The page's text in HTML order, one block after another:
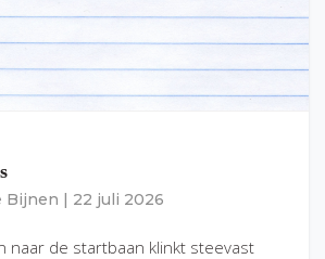
Bijnen 22 juli 2026
naar de startbaan klinkt steevast